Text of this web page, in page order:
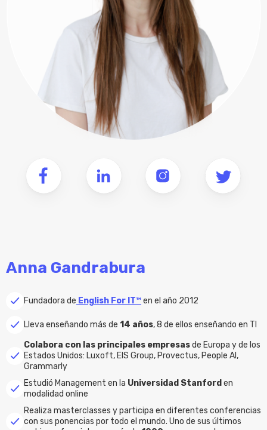
Anna Gandrabura
Fundadora de English For IT™en el año 2012
Lleva enseñando más de 14 años, 8 de ellos enseñando en TI
Colabora con las principales empresasde Europa y de los
Estados Unidos: Luxoft, EIS Group, Provectus, People AI,
Grammarly
Estudió Management en la Universidad Stanford en
modalidad online
Realiza masterclasses y participa en diferentes conferencias
con sus ponencias por todo el mundo. Uno de sus últimos